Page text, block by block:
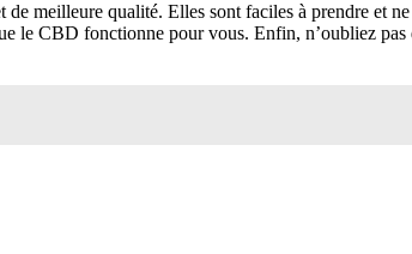
meilleure qualité. Elles sont faciles à prendre et
le CBD fonctionne pour vous. Enfin, n’oubliez